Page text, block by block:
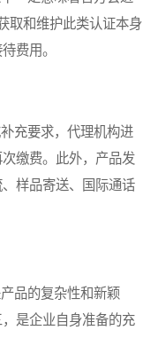
取和维护此类认证本身
费用。
充要求，代理机构进
缴费。此外，产品发
样品寄送、国际通话
品的复杂性和新颖
是企业自身准备的充